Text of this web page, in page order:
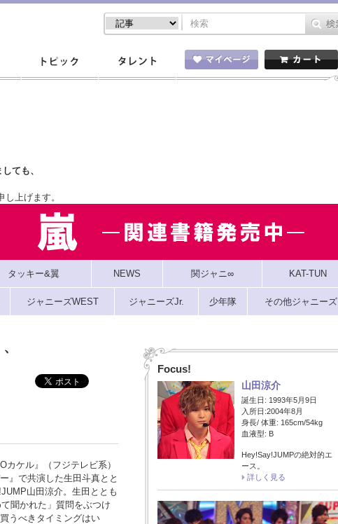
ても、
上げます。
タッキー&翼 NEWS 関ジャニ∞ KAT-TUN
ジャニーズWEST ジャニーズJr. 少年隊 その他ジャニーズ
ケル』（フジテレビ系）
』で共演した生田斗真とと
山田涼介。生田ととも
聞かれた」質問をぶつけ
うべきタイミングはい
Focus!
山田涼介
誕生日: 1993年5月9日
入所日:2004年8月
身長/ 体重: 165cm/54kg
血液型: B
Hey!Say!JUMPの絶対的エ
ース。
詳しく見る